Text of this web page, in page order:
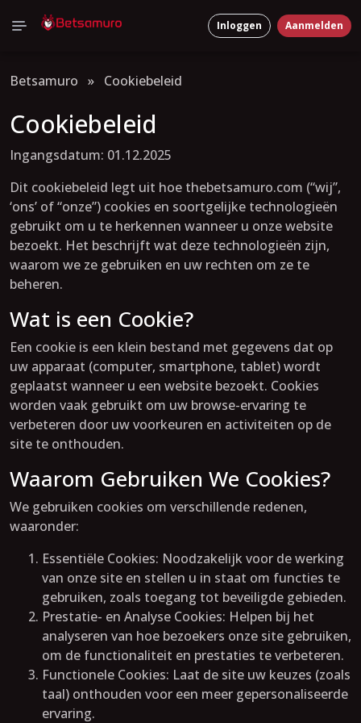
Inloggen Aanmelden
Betsamuro » Cookiebeleid
Cookiebeleid
Ingangsdatum: 01.12.2025
Dit cookiebeleid legt uit hoe thebetsamuro.com (“wij”,
‘ons’ of “onze”) cookies en soortgelijke technologieën
gebruikt om u te herkennen wanneer u onze website
bezoekt. Het beschrijft wat deze technologieën zijn,
waarom we ze gebruiken en uw rechten om ze te
beheren.
Wat is een Cookie?
Een cookie is een klein bestand met gegevens dat op
uw apparaat (computer, smartphone, tablet) wordt
geplaatst wanneer u een website bezoekt. Cookies
worden vaak gebruikt om uw browse-ervaring te
verbeteren door uw voorkeuren en activiteiten op de
site te onthouden.
Waarom Gebruiken We Cookies?
We gebruiken cookies om verschillende redenen,
waaronder:
Essentiële Cookies: Noodzakelijk voor de werking
van onze site en stellen u in staat om functies te
gebruiken, zoals toegang tot beveiligde gebieden.
Prestatie- en Analyse Cookies: Helpen bij het
analyseren van hoe bezoekers onze site gebruiken,
om de functionaliteit en prestaties te verbeteren.
Functionele Cookies: Laat de site uw keuzes (zoals
taal) onthouden voor een meer gepersonaliseerde
ervaring.